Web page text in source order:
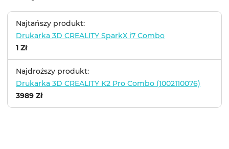
Najtańszy produkt:
Drukarka 3D CREALITY SparkX i7 Combo
1 Zł
Najdroższy produkt:
Drukarka 3D CREALITY K2 Pro Combo (1002110076)
3989 Zł